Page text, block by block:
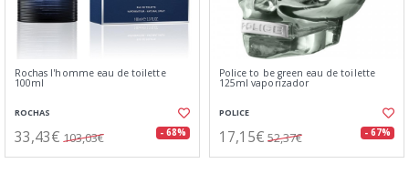
Rochas l'homme eau de toilette
100ml
ROCHAS
33,43€ 103,03€ - 68%
Police to be green eau de toilette
125ml vaporizador
POLICE
17,15€ 52,37€ - 67%